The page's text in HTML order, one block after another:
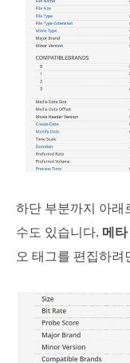
하단 부분까지 아래
수도 있습니다. 메
오 태그를 편집하려